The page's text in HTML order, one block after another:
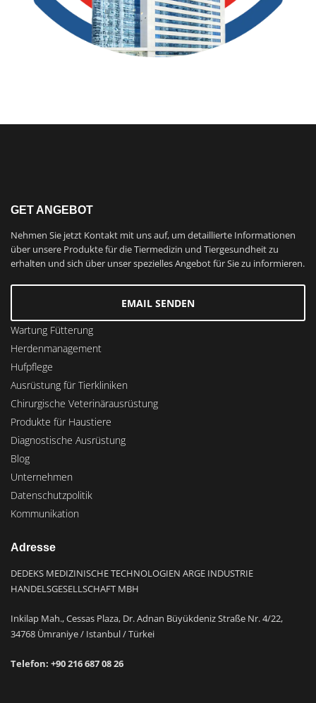
GET ANGEBOT
Nehmen Sie jetzt Kontakt mit uns auf, um detaillierte Informationen
über unsere Produkte für die Tiermedizin und Tiergesundheit zu
erhalten und sich über unser spezielles Angebot für Sie zu informieren.
EMAIL SENDEN
Wartung Fütterung
Herdenmanagement
Hufpflege
Ausrüstung für Tierkliniken
Chirurgische Veterinärausrüstung
Produkte für Haustiere
Diagnostische Ausrüstung
Blog
Unternehmen
Datenschutzpolitik
Kommunikation
Adresse
DEDEKS MEDIZINISCHE TECHNOLOGIEN ARGE INDUSTRIE
HANDELSGESELLSCHAFT MBH
Inkilap Mah., Cessas Plaza, Dr. Adnan Büyükdeniz Straße Nr. 4/22,
34768 Ümraniye / Istanbul / Türkei
Telefon: +90 216 687 08 26